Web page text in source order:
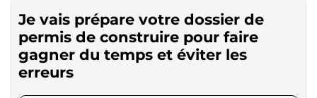
Je vais prépare votre dossier de
permis de construire pour faire
gagner du temps et éviter les
erreurs